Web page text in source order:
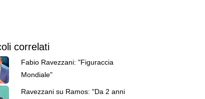
correlati
Fabio Ravezzani: "Figuraccia
Mondiale"
Ravezzani su Ramos: "Da 2 anni